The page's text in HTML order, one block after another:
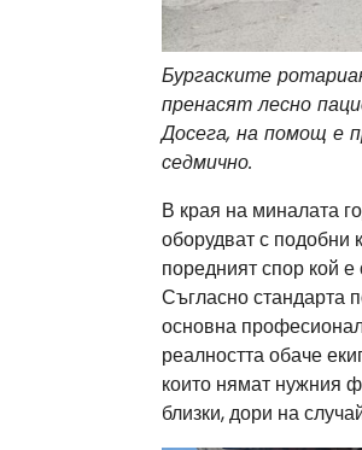
Бургаските
пренасят лесно
Досега, на помощ е
седмично.
В края на миналата
оборудват с подобни
поредният спор кой
Съгласно стандарта
основна
реалността обаче
които нямат нужния
близки, дори на